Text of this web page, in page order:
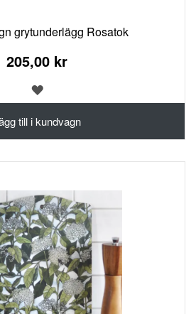
grytunderlägg Rosatok
205,00 kr
till i kundvagn
LÄGG
TILL
ÖNSKELISTA